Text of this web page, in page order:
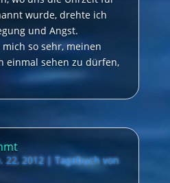
wurde, drehte ich
und Angst.
so sehr, meinen
einmal sehen zu dürfen,
22, 2012| Tagebuch von